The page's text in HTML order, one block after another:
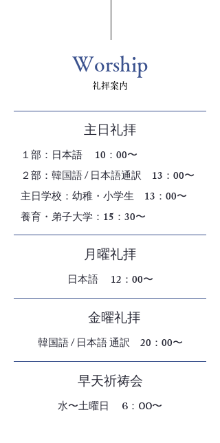
Worship
礼拝案内
主日礼拝
１部：日本語 10：00〜
２部：韓国語 / 日本語通訳 13：00〜
​主日学校：幼稚・小学生 13：00〜
養育・弟子大学：15：30〜
月曜礼拝
日本語 12：00〜
金曜礼拝
韓国語 / 日本語 通訳 20：00〜
早天祈祷会
水〜土曜日 6：00〜